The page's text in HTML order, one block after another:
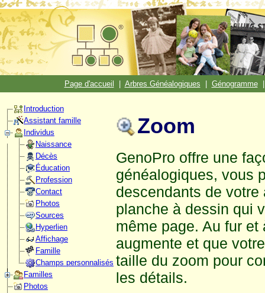
Page d'accueil Arbres Généalogiques Génogramme
Introduction
Assistant famille
Individus
Naissance
Décès
Éducation
Profession
Contact
Photos
Sources
Hyperlien
Affichage
Famille
Champs personnalisés
Familles
Photos
Zoom
GenoPro offre une
généalogiques, vous
descendants de
planche à dessin qui
même page. Au fur
augmente et que
taille du zoom pour
les détails.